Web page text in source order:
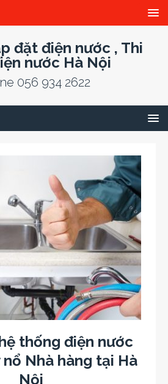
đặt điện nước , Thi
nước Hà Nội
056 934 2622
thống điện nước
Nhà hàng tại Hà
Nội